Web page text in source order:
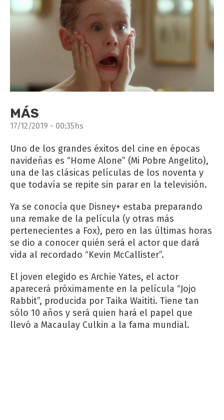
MÁS
17/12/2019 - 00:35hs
Uno de los grandes éxitos del cine en épocas
navideñas es “Home Alone” (Mi Pobre Angelito),
una de las clásicas películas de los noventa y
que todavía se repite sin parar en la televisión.
Ya se conocía que Disney+ estaba preparando
una remake de la película (y otras más
pertenecientes a Fox), pero en las últimas horas
se dio a conocer quién será el actor que dará
vida al recordado “Kevin McCallister”.
El joven elegido es Archie Yates, el actor
aparecerá próximamente en la película “Jojo
Rabbit”, producida por Taika Waititi. Tiene tan
sólo 10 años y será quien hará el papel que
llevó a Macaulay Culkin a la fama mundial.